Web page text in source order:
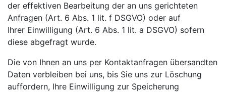
der effektiven Bearbeitung der an uns gerichteten
Anfragen (Art. 6 Abs. 1 lit. f DSGVO) oder auf
Ihrer Einwilligung (Art. 6 Abs. 1 lit. a DSGVO) sofern
diese abgefragt wurde.
Die von Ihnen an uns per Kontaktanfragen übersandten
Daten verbleiben bei uns, bis Sie uns zur Löschung
auffordern, Ihre Einwilligung zur Speicherung